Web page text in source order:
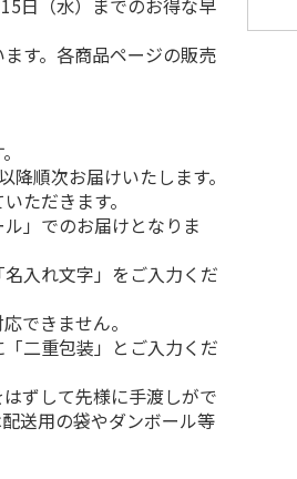
日（水）までのお得な早
す。各商品ページの販売
順次お届けいたします。
ただきます。
」でのお届けとなりま
入れ文字」をご入力くだ
できません。
二重包装」とご入力くだ
ずして先様に手渡しがで
送用の袋やダンボール等